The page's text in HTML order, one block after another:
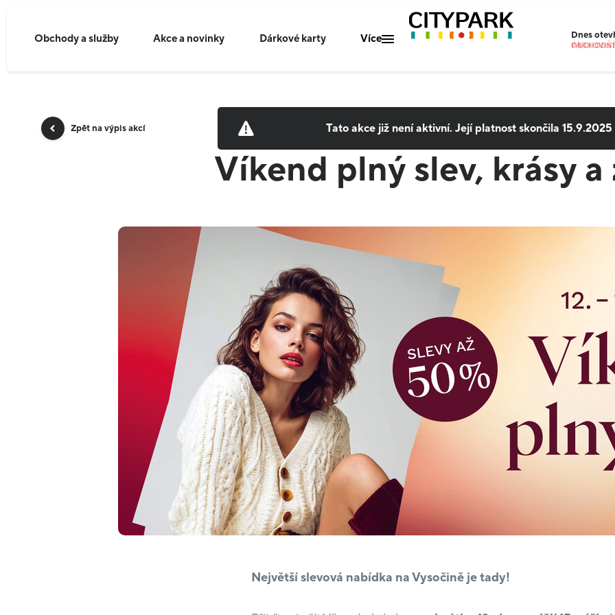
Obchody a služby Akce a novinky Dárkové karty Více
O nás
Kontakty
Dnes
Zpět na výpis akcí Tato akce již není aktivní. Její platnost skončila 15.9.2025
Víkend plný slev, krásy
Největší slevová nabídka na Vysočině je tady!